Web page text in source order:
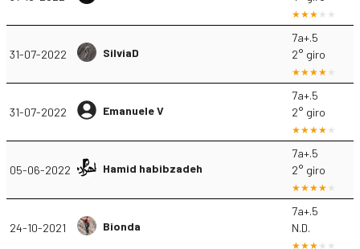
31-07-2022 SilviaD
7a+.5
2° giro
31-07-2022 Emanuele V
7a+.5
2° giro
05-06-2022 Hamid habibzadeh
7a+.5
2° giro
24-10-2021 Bionda
7a+.5
N.D.